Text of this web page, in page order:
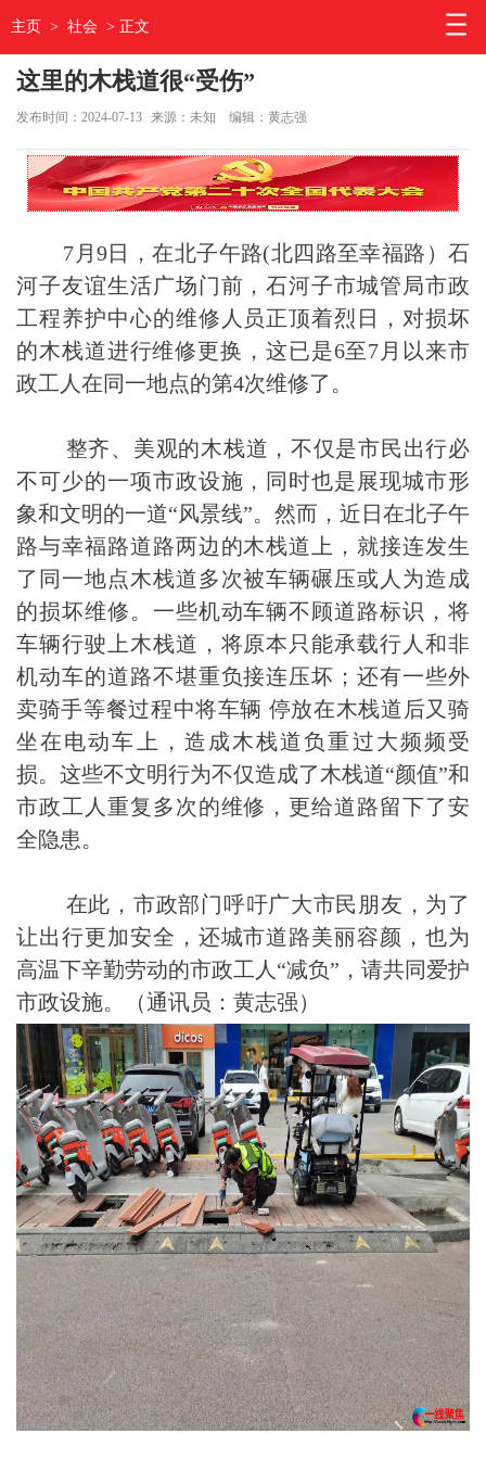
主页 > 社会 > 正文
这里的木栈道很“受伤”
发布时间：2024-07-13 来源：未知 编辑：黄志强
7月9日，在北子午路(北四路至幸福路）石
河子友谊生活广场门前，石河子市城管局市政
工程养护中心的维修人员正顶着烈日，对损坏
的木栈道进行维修更换，这已是6至7月以来市
政工人在同一地点的第4次维修了。
整齐、美观的木栈道，不仅是市民出行必
不可少的一项市政设施，同时也是展现城市形
象和文明的一道“风景线”。然而，近日在北子午
路与幸福路道路两边的木栈道上，就接连发生
了同一地点木栈道多次被车辆碾压或人为造成
的损坏维修。一些机动车辆不顾道路标识，将
车辆行驶上木栈道，将原本只能承载行人和非
机动车的道路不堪重负接连压坏；还有一些外
卖骑手等餐过程中将车辆 停放在木栈道后又骑
坐在电动车上，造成木栈道负重过大频频受
损。这些不文明行为不仅造成了木栈道“颜值”和
市政工人重复多次的维修，更给道路留下了安
全隐患。
在此，市政部门呼吁广大市民朋友，为了
让出行更加安全，还城市道路美丽容颜，也为
高温下辛勤劳动的市政工人“减负”，请共同爱护
市政设施。（通讯员：黄志强）